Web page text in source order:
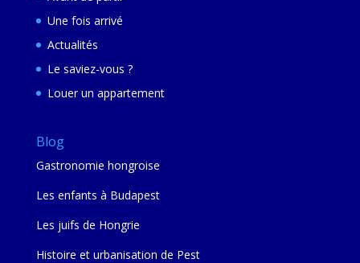
Une fois arrivé
Actualités
Le saviez-vous ?
Louer un appartement
Blog
Gastronomie hongroise
Les enfants à Budapest
Les juifs de Hongrie
Histoire et urbanisation de Pest